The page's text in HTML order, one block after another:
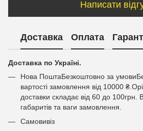
Написати
Доставка Оплата
Доставка по Україні.
Нова ПоштаБезкоштовно за
вартості замовлення від 10000
доставки складає від 60 до 100грн.
габаритів та ваги замовлення.
Самовивіз